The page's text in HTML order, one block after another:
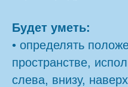
Будет уметь:
• определять
пространстве,
слева, внизу,